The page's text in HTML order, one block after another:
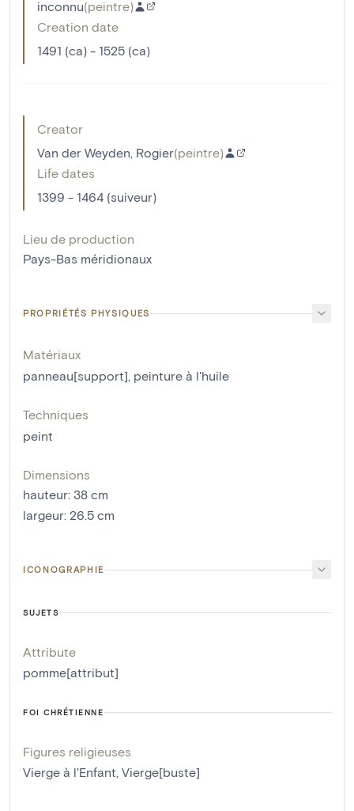
inconnu(peintre)
Creation date
1491 (ca) - 1525 (ca)
Creator
Van der Weyden, Rogier(peintre)
Life dates
1399 - 1464 (suiveur)
Lieu de production
Pays-Bas méridionaux
PROPRIÉTÉS PHYSIQUES
Matériaux
panneau[support], peinture à l'huile
Techniques
peint
Dimensions
hauteur: 38 cm
largeur: 26.5 cm
ICONOGRAPHIE
SUJETS
Attribute
pomme[attribut]
FOI CHRÉTIENNE
Figures religieuses
Vierge à l'Enfant, Vierge[buste]